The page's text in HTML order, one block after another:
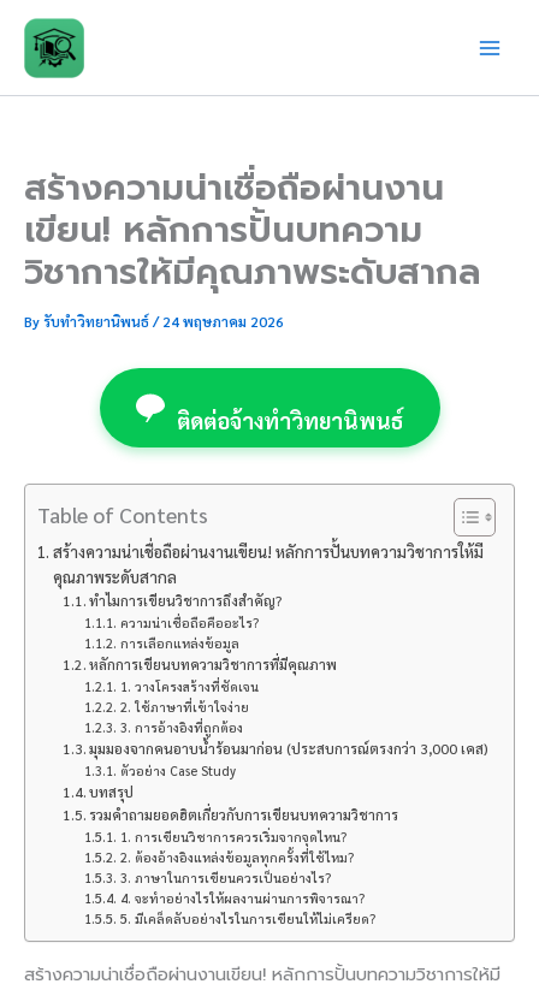
content
สร้างความน่าเชื่อถือผ่านงาน
เขียน! หลักการปั้นบทความ
วิชาการให้มีคุณภาพระดับสากล
Byรับทำวิทยานิพนธ์/24 พฤษภาคม 2026
ติดต่อจ้างทำวิทยานิพนธ์
Table of Contents
สร้างความน่าเชื่อถือผ่านงานเขียน! หลักการปั้นบทความวิชาการให้มี
คุณภาพระดับสากล
ทำไมการเขียนวิชาการถึงสำคัญ?
ความน่าเชื่อถือคืออะไร?
การเลือกแหล่งข้อมูล
หลักการเขียนบทความวิชาการที่มีคุณภาพ
1. วางโครงสร้างที่ชัดเจน
2. ใช้ภาษาที่เข้าใจง่าย
3. การอ้างอิงที่ถูกต้อง
มุมมองจากคนอาบน้ำร้อนมาก่อน (ประสบการณ์ตรงกว่า 3,000 เคส)
ตัวอย่าง Case Study
บทสรุป
รวมคำถามยอดฮิตเกี่ยวกับการเขียนบทความวิชาการ
1. การเขียนวิชาการควรเริ่มจากจุดไหน?
2. ต้องอ้างอิงแหล่งข้อมูลทุกครั้งที่ใช้ไหม?
3. ภาษาในการเขียนควรเป็นอย่างไร?
4. จะทำอย่างไรให้ผลงานผ่านการพิจารณา?
5. มีเคล็ดลับอย่างไรในการเขียนให้ไม่เครียด?
สร้างความน่าเชื่อถือผ่านงานเขียน! หลักการปั้นบทความวิชาการให้มี